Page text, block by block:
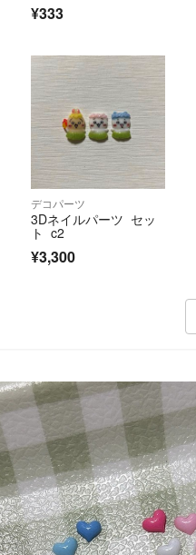
¥333
デコパーツ
3Dネイルパーツ セッ
ト c2
¥3,300